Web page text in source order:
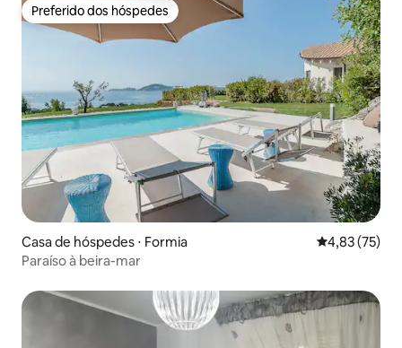
Preferido dos hóspedes
Preferido dos hóspedes
Casa de hóspedes ⋅ Formia 4,83 de uma
4,83 (75)
Paraíso à beira-mar